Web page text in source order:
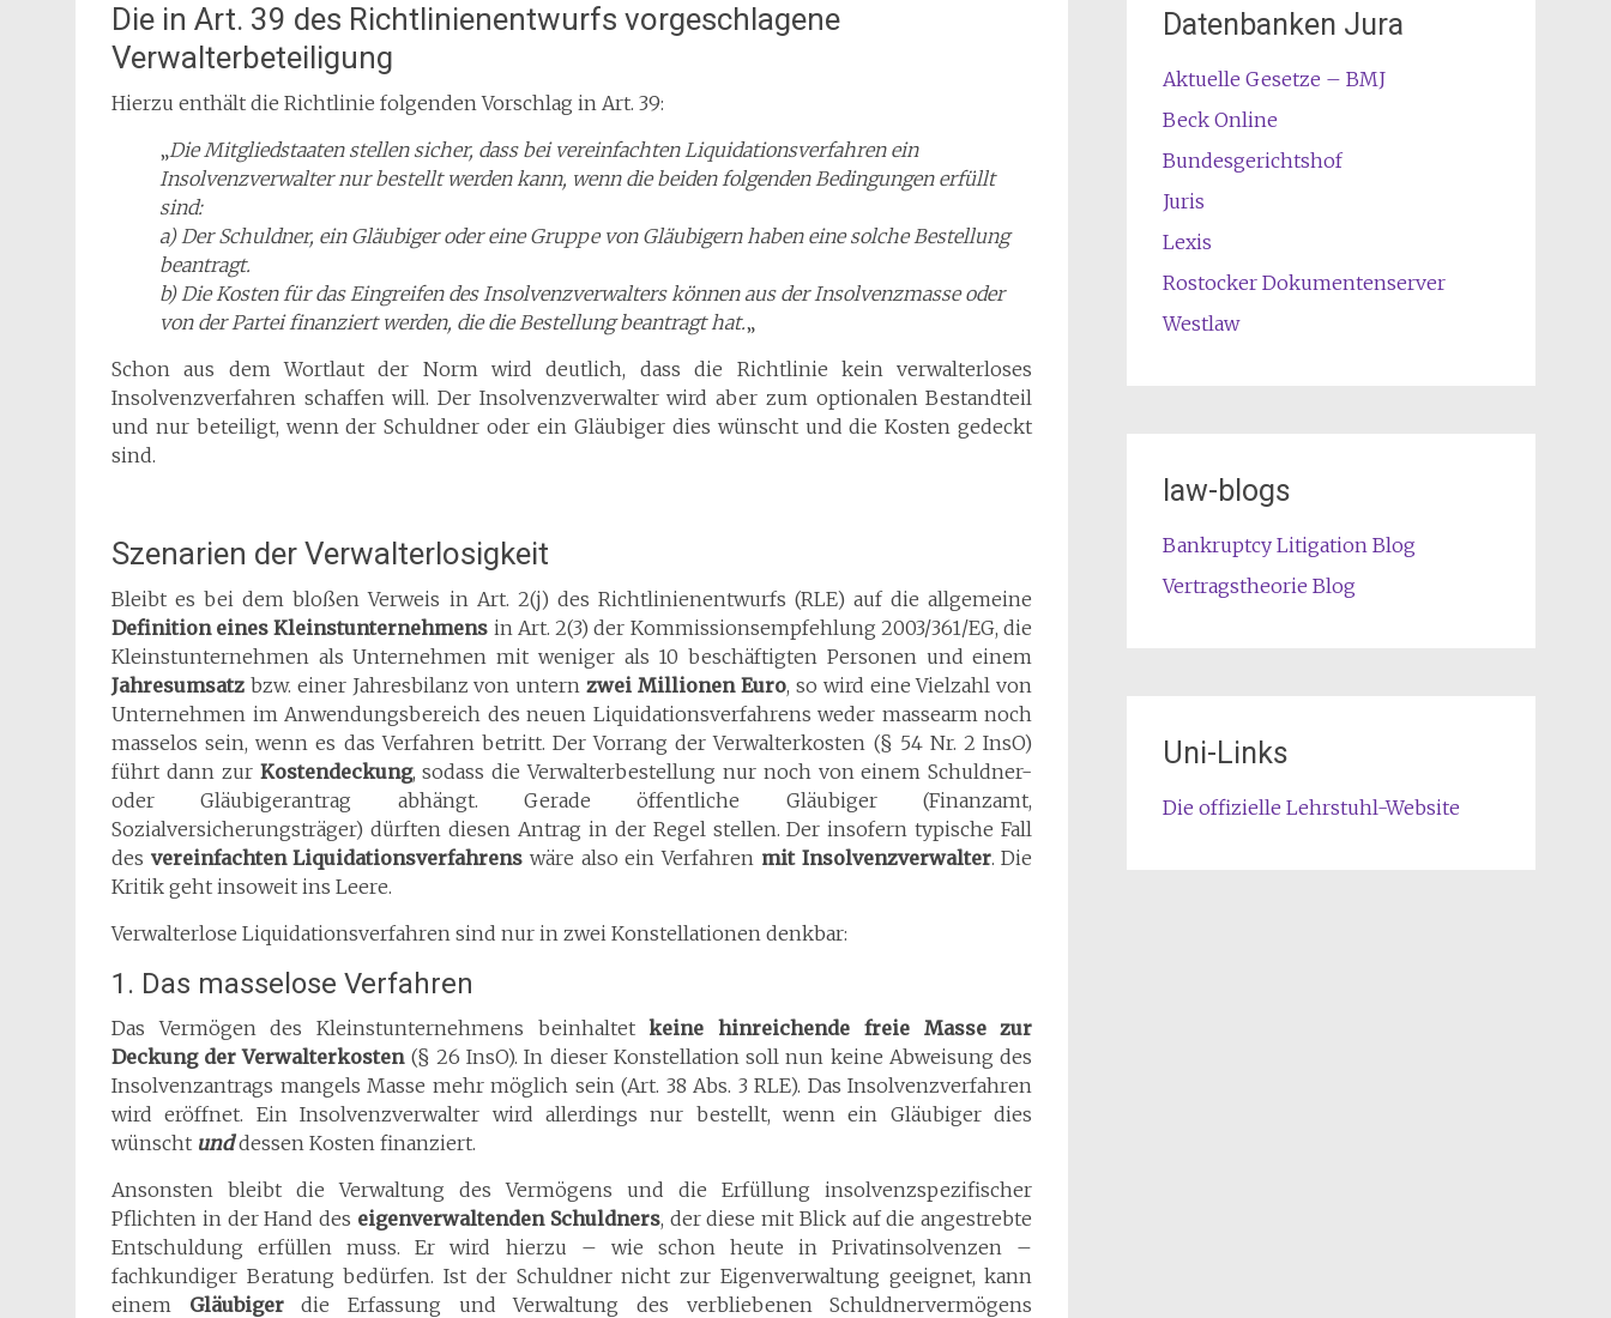
Die in Art. 39 des Richtlinienentwurfs vorgeschlagene
Verwalterbeteiligung
Hierzu enthält die Richtlinie folgenden Vorschlag in Art. 39:
„Die Mitgliedstaaten stellen sicher, dass bei vereinfachten Liquidationsverfahren ein
Insolvenzverwalter nur bestellt werden kann, wenn die beiden folgenden Bedingungen erfüllt
sind:
a) Der Schuldner, ein Gläubiger oder eine Gruppe von Gläubigern haben eine solche Bestellung
beantragt.
b) Die Kosten für das Eingreifen des Insolvenzverwalters können aus der Insolvenzmasse oder
von der Partei finanziert werden, die die Bestellung beantragt hat.„
Schon aus dem Wortlaut der Norm wird deutlich, dass die Richtlinie kein verwalterloses
Insolvenzverfahren schaffen will. Der Insolvenzverwalter wird aber zum optionalen Bestandteil
und nur beteiligt, wenn der Schuldner oder ein Gläubiger dies wünscht und die Kosten gedeckt
sind.
Szenarien der Verwalterlosigkeit
Bleibt es bei dem bloßen Verweis in Art. 2(j) des Richtlinienentwurfs (RLE) auf die allgemeine
Definition eines Kleinstunternehmens in Art. 2(3) der Kommissionsempfehlung 2003/361/EG, die
Kleinstunternehmen als Unternehmen mit weniger als 10 beschäftigten Personen und einem
Jahresumsatz bzw. einer Jahresbilanz von unternzwei Millionen Euro, so wird eine Vielzahl von
Unternehmen im Anwendungsbereich des neuen Liquidationsverfahrens weder massearm noch
masselos sein, wenn es das Verfahren betritt. Der Vorrang der Verwalterkosten (§ 54 Nr. 2 InsO)
führt dann zur Kostendeckung, sodass die Verwalterbestellung nur noch von einem Schuldner-
oder Gläubigerantrag abhängt. Gerade öffentliche Gläubiger (Finanzamt,
Sozialversicherungsträger) dürften diesen Antrag in der Regel stellen. Der insofern typische Fall
des vereinfachten Liquidationsverfahrens wäre also ein Verfahren mit Insolvenzverwalter. Die
Kritik geht insoweit ins Leere.
Verwalterlose Liquidationsverfahren sind nur in zwei Konstellationen denkbar:
1. Das masselose Verfahren
Das Vermögen des Kleinstunternehmens beinhaltetkeine hinreichende freie Masse zur
Deckung der Verwalterkosten(§ 26 InsO). In dieser Konstellation soll nun keine Abweisung des
Insolvenzantrags mangels Masse mehr möglich sein (Art. 38 Abs. 3 RLE). Das Insolvenzverfahren
wird eröffnet. Ein Insolvenzverwalter wird allerdings nur bestellt, wenn ein Gläubiger dies
wünscht und dessen Kosten finanziert.
Ansonsten bleibt die Verwaltung des Vermögens und die Erfüllung insolvenzspezifischer
Pflichten in der Hand des eigenverwaltenden Schuldners, der diese mit Blick auf die angestrebte
Entschuldung erfüllen muss. Er wird hierzu – wie schon heute in Privatinsolvenzen –
fachkundiger Beratung bedürfen. Ist der Schuldner nicht zur Eigenverwaltung geeignet, kann
einem Gläubigerdie Erfassung und Verwaltung des verbliebenen Schuldnervermögens
Datenbanken Jura
Aktuelle Gesetze – BMJ
Beck Online
Bundesgerichtshof
Juris
Lexis
Rostocker Dokumentenserver
Westlaw
law-blogs
Bankruptcy Litigation Blog
Vertragstheorie Blog
Uni-Links
Die offizielle Lehrstuhl-Website